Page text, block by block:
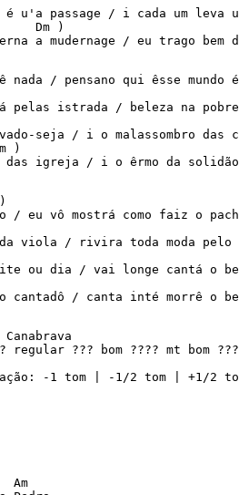
é u'a passage / i cada um leva
Dm )
a mudernage / eu trago
nada / pensano qui êsse
pelas istrada / beleza na
seja / i o malassombro das
)
das igreja / i o êrmo da
/ eu vô mostrá como faiz o
viola / rivira toda moda pelo
ou dia / vai longe cantá o
cantadô / canta inté morrê o
de Canabrava
regular ??? bom ???? mt bom